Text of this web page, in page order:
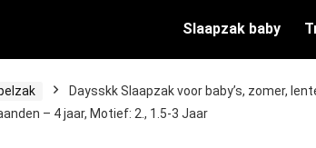
Slaapzak baby
Daysskk Slaapzak voor baby’s, zomer,
– 4 jaar, Motief: 2., 1.5-3 Jaar